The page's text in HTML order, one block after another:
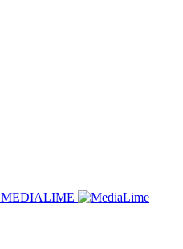
MEDIALIME